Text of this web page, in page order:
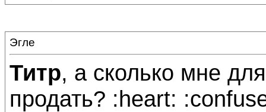
Эгле
Титр, а сколько мне
продать? :heart: